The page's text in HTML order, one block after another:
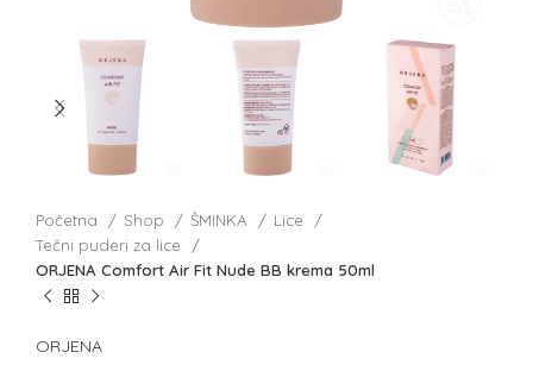
Početna Shop ŠMINKA
Lice
Tečni puderi za lice
ORJENA Comfort Air Fit Nude BB krema 50ml
ORJENA